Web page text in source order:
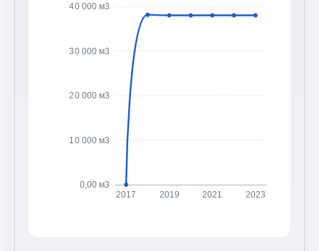
0,00 м3
10 000 м3
20 000 м3
30 000 м3
40 000 м3
2017 2019 2021 2023